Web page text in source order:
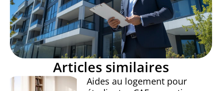
Articles similaires
Aides au logement pour